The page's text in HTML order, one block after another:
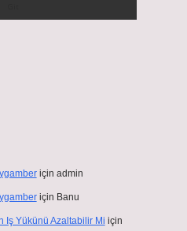
için admin
için Banu
Iş Yükünü Azaltabilir Mi için